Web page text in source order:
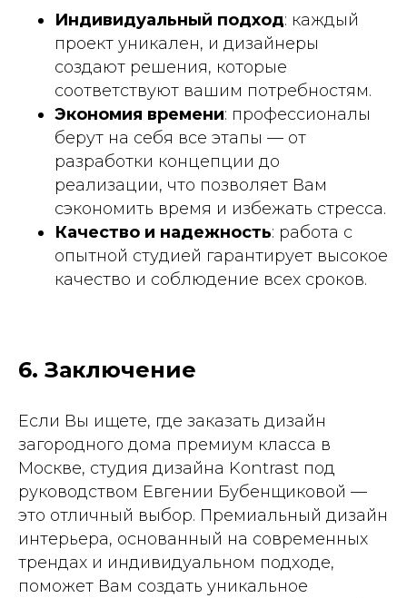
Индивидуальный подход: каждый
проект уникален, и дизайнеры
создают решения, которые
соответствуют вашим потребностям.
Экономия времени: профессионалы
берут на себя все этапы — от
разработки концепции до
реализации, что позволяет Вам
сэкономить время и избежать стресса.
Качество и надежность: работа с
опытной студией гарантирует высокое
качество и соблюдение всех сроков.
6. Заключение
Если Вы ищете, где заказать дизайн
загородного дома премиум класса в
Москве, студия дизайна Kontrast под
руководством Евгении Бубенщиковой —
это отличный выбор. Премиальный дизайн
интерьера, основанный на современных
трендах и индивидуальном подходе,
поможет Вам создать уникальное